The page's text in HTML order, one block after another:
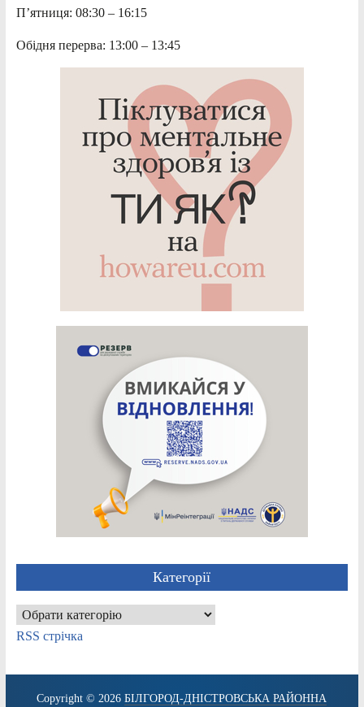
П’ятниця: 08:30 – 16:15
Обідня перерва: 13:00 – 13:45
Категорії
Категорії
RSS стрічка
Copyright © 2026БІЛГОРОД-ДНІСТРОВСЬКА РАЙОННА